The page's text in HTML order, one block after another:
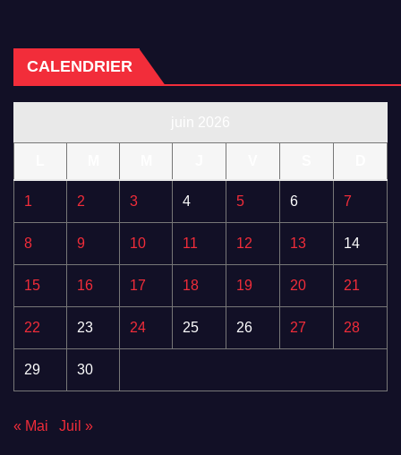
CALENDRIER
1 2 3 4 5 6 7
8 9 10 11 12 13 14
15 16 17 18 19 20 21
22 23 24 25 26 27 28
29 30
« Mai Juil »